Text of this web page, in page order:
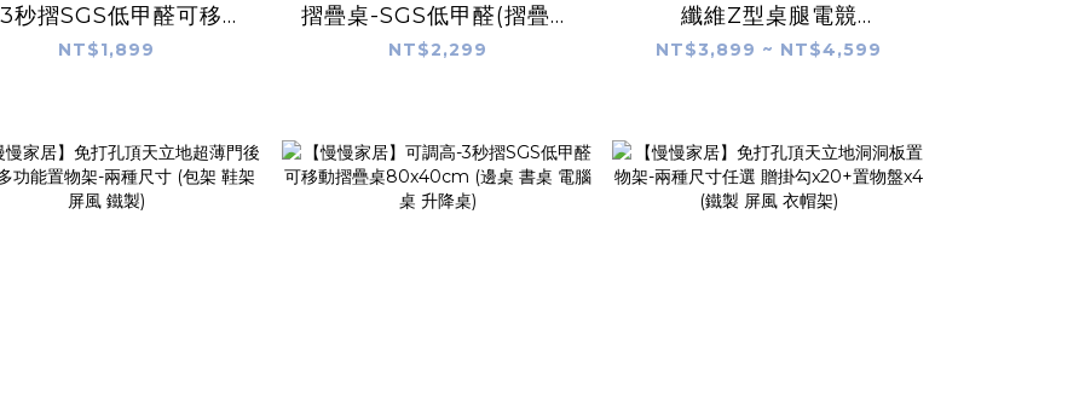
秒摺SGS低甲醛可移動
疊桌-80x40cm(邊桌 書
NT$1,899
摺疊桌-SGS低甲醛(摺疊餐
桌 書桌 電腦桌 桌面可展開)
NT$2,299
纖維Z型桌腿電競
桌-120/140cm 掀板理線槽
NT$3,899 ~ NT$4,599